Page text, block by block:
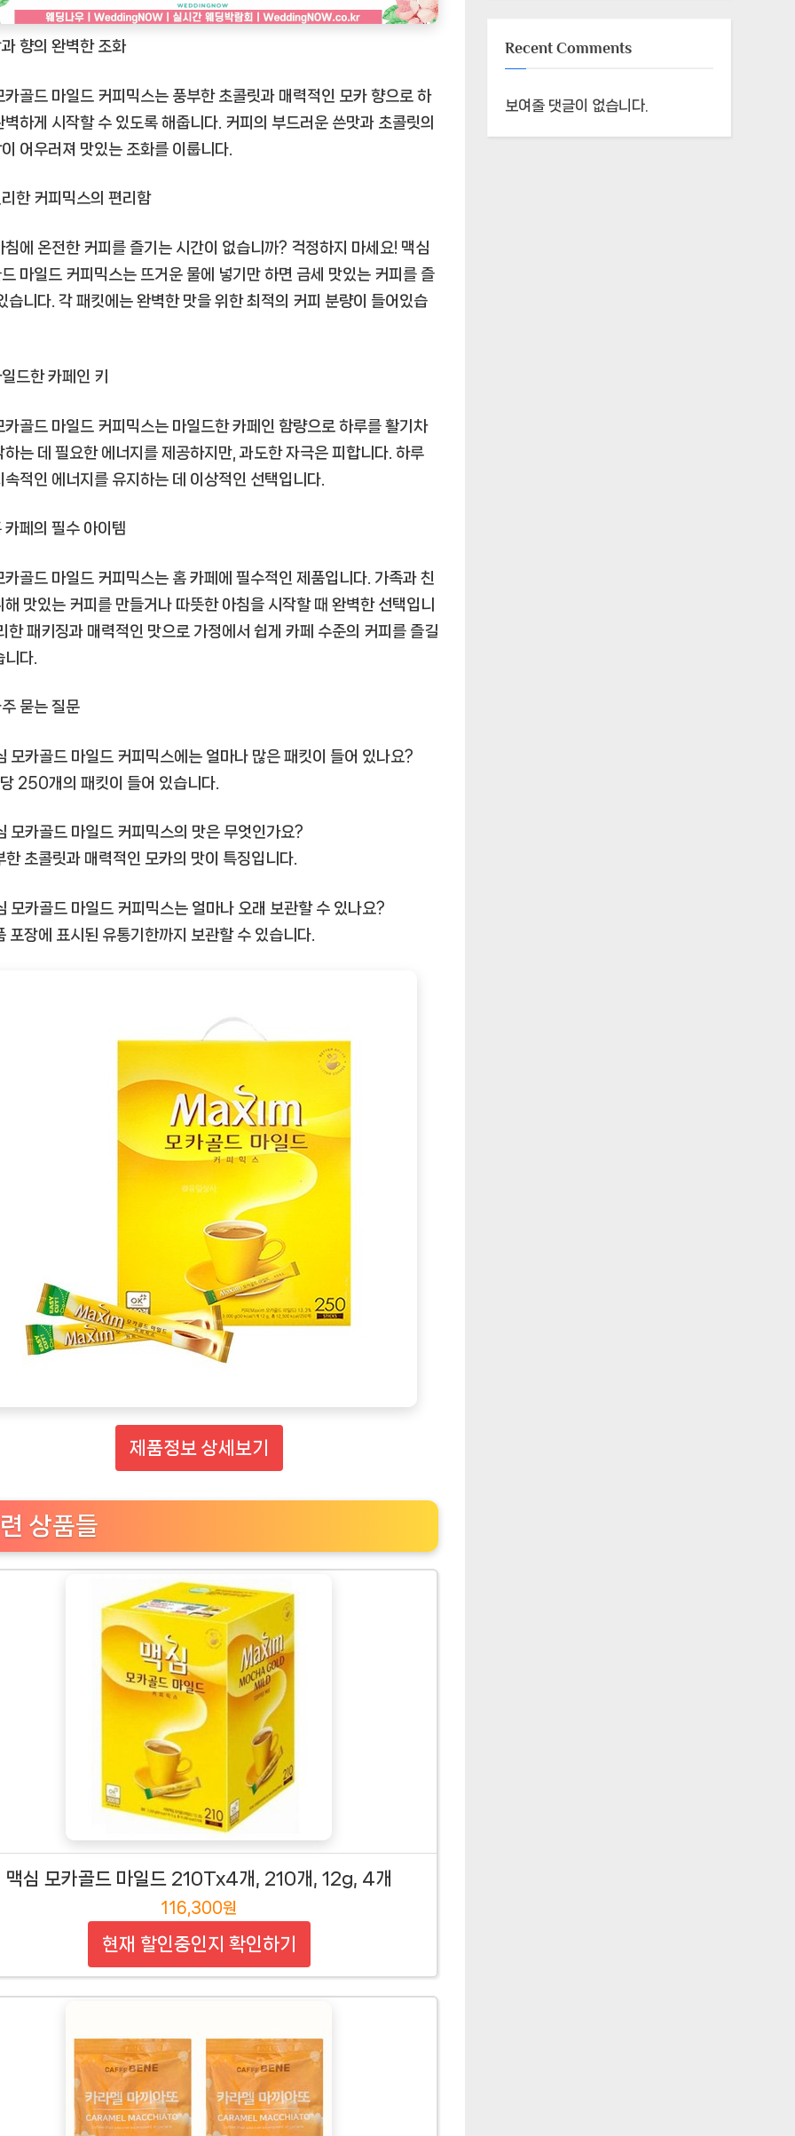
상
있
는
심
모
카
드
피
믹
루
를
시
ㅣ
상
품]
향의 완벽한 조화
카골드 마일드 커피믹스는 풍부한 초콜릿과 매력적인 모카 향으로 하
벽하게 시작할 수 있도록 해줍니다. 커피의 부드러운 쓴맛과 초콜릿의
어우러져 맛있는 조화를 이룹니다.
한 커피믹스의 편리함
침에 온전한 커피를 즐기는 시간이 없습니까? 걱정하지 마세요! 맥심
마일드 커피믹스는 뜨거운 물에 넣기만 하면 금세 맛있는 커피를 즐
습니다. 각 패킷에는 완벽한 맛을 위한 최적의 커피 분량이 들어있습
드한 카페인 키
카골드 마일드 커피믹스는 마일드한 카페인 함량으로 하루를 활기차
하는 데 필요한 에너지를 제공하지만, 과도한 자극은 피합니다. 하루
속적인 에너지를 유지하는 데 이상적인 선택입니다.
페의 필수 아이템
카골드 마일드 커피믹스는 홈 카페에 필수적인 제품입니다. 가족과 친
해 맛있는 커피를 만들거나 따뜻한 아침을 시작할 때 완벽한 선택입니
한 패키징과 매력적인 맛으로 가정에서 쉽게 카페 수준의 커피를 즐길
니다.
묻는 질문
모카골드 마일드 커피믹스에는 얼마나 많은 패킷이 들어 있나요?
250개의 패킷이 들어 있습니다.
모카골드 마일드 커피믹스의 맛은 무엇인가요?
한 초콜릿과 매력적인 모카의 맛이 특징입니다.
모카골드 마일드 커피믹스는 얼마나 오래 보관할 수 있나요?
포장에 표시된 유통기한까지 보관할 수 있습니다.
제품정보 상세보기
상품들
맥심 모카골드 마일드 210Tx4개, 210개, 12g, 4개
116,300원
현재 할인중인지 확인하기
Recent Comments
보여줄 댓글이 없습니다.